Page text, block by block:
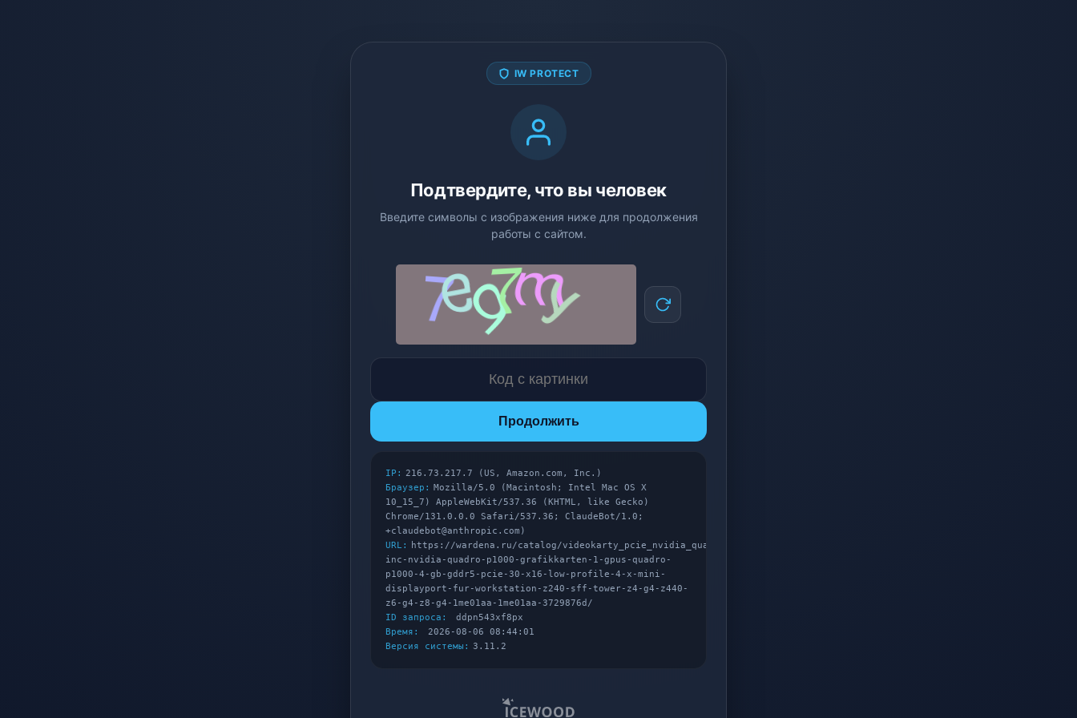
IW PROTECT
Подтвердите, что вы человек
Введите символы с изображения ниже для продолжения
работы с сайтом.
Продолжить
IP: 216.73.217.7 (US, Amazon.com, Inc.)
Браузер: Mozilla/5.0 (Macintosh; Intel Mac OS X
10_15_7) AppleWebKit/537.36 (KHTML, like Gecko)
Chrome/131.0.0.0 Safari/537.36; ClaudeBot/1.0;
+claudebot@anthropic.com)
URL:
https://wardena.ru/catalog/videokarty_pcie_nvidia_quadro/hp-
inc-nvidia-quadro-p1000-grafikkarten-1-gpus-quadro-
p1000-4-gb-gddr5-pcie-30-x16-low-profile-4-x-mini-
displayport-fur-workstation-z240-sff-tower-z4-g4-z440-
z6-g4-z8-g4-1me01aa-1me01aa-3729876d/
ID запроса:
ddpn543xf8px
Время:
2026-08-06 08:44:01
Версия системы: 3.11.2